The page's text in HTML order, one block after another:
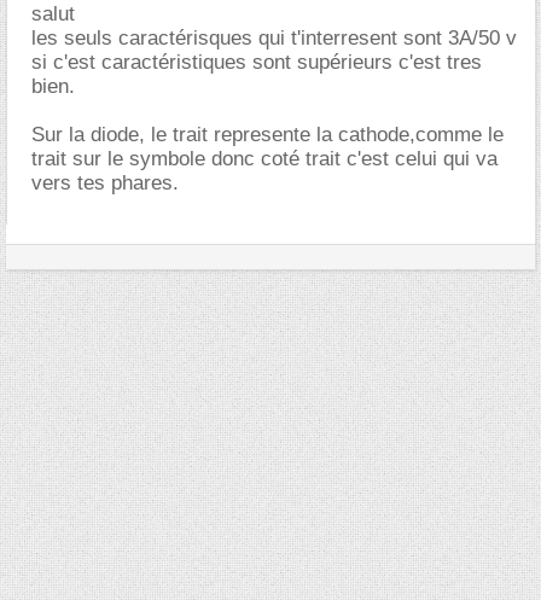
salut
les seuls caractérisques qui t'interresent sont 3A/50 v
si c'est caractéristiques sont supérieurs c'est tres
bien.
Sur la diode, le trait represente la cathode,comme le
trait sur le symbole donc coté trait c'est celui qui va
vers tes phares.